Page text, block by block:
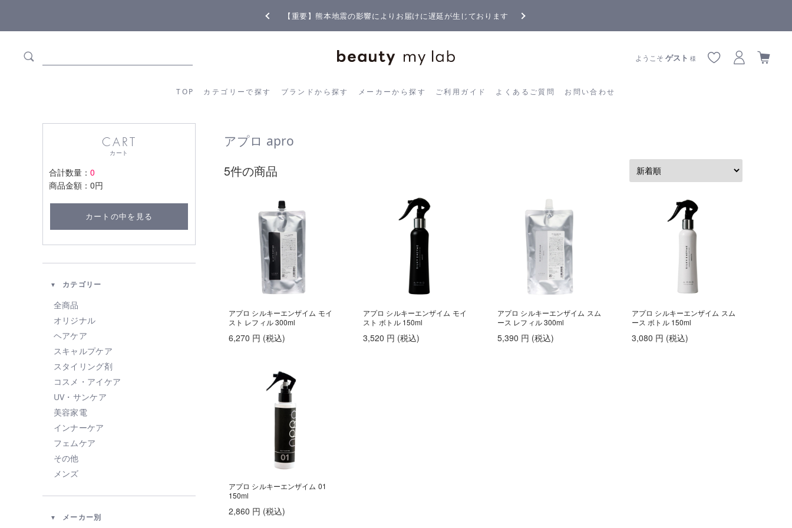
【重要】熊本地震の影響によりお届けに遅延が生じております
TOP カテゴリーで探す ブランドから探す メーカーから探す ご利用ガイド よくあるご質問 お問い合わせ
ようこそゲスト 様
カテゴリーから探す ブランドから探す メーカーから探す ご利用ガイド よくあるご質問
CART
カート
合計数量： 0
商品金額： 0円
カートの中を見る
カテゴリー
全商品
オリジナル
ヘアケア
スキャルプケア
スタイリング剤
コスメ・アイケア
UV・サンケア
美容家電
インナーケア
フェムケア
その他
メンズ
メーカー別
アプロ apro
5件の商品
アプロ シルキーエンザイム モイ
スト レフィル 300ml
6,270 円 (税込)
アプロ シルキーエンザイム モイ
スト ボトル 150ml
3,520 円 (税込)
アプロ シルキーエンザイム スム
ース レフィル 300ml
5,390 円 (税込)
アプロ シルキーエンザイム スム
ース ボトル 150ml
3,080 円 (税込)
アプロ シルキーエンザイム 01
150ml
2,860 円 (税込)